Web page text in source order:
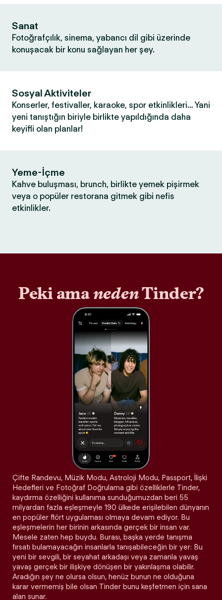
Sanat
Fotoğrafçılık, sinema, yabancı dil gibi üzerinde
konuşacak bir konu sağlayan her şey.
Sosyal Aktiviteler
Konserler, festivaller, karaoke, spor etkinlikleri… Yani
yeni tanıştığın biriyle birlikte yapıldığında daha
keyifli olan planlar!
Yeme-İçme
Kahve buluşması, brunch, birlikte yemek pişirmek
veya o popüler restorana gitmek gibi nefis
etkinlikler.
Peki amanedenTinder?
Çifte Randevu, Müzik Modu, Astroloji Modu, Passport, İlişki
Hedefleri ve Fotoğraf Doğrulama gibi özelliklerle Tinder,
kaydırma özelliğini kullanıma sunduğumuzdan beri 55
milyardan fazla eşleşmeyle 190 ülkede erişilebilen dünyanın
en popüler flört uygulaması olmaya devam ediyor. Bu
eşleşmelerin her birinin arkasında gerçek bir insan var.
Mesele zaten hep buydu. Burası, başka yerde tanışma
fırsatı bulamayacağın insanlarla tanışabileceğin bir yer: Bu
yeni bir sevgili, bir seyahat arkadaşı veya zamanla yavaş
yavaş gerçek bir ilişkiye dönüşen bir yakınlaşma olabilir.
Aradığın şey ne olursa olsun, henüz bunun ne olduğuna
karar vermemiş bile olsan Tinder bunu keşfetmen için sana
alan sunar.